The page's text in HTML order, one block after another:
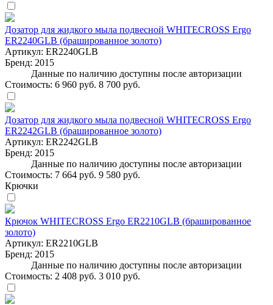
Дозатор для жидкого мыла подвесной WHITECROSS Ergo
ER2240GLB (брашированное золото)
Артикул: ER2240GLB
Бренд: 2015
Данные по наличию доступны после авторизации
Стоимость: 6 960 руб. 8 700 руб.
Дозатор для жидкого мыла подвесной WHITECROSS Ergo
ER2242GLB (брашированное золото)
Артикул: ER2242GLB
Бренд: 2015
Данные по наличию доступны после авторизации
Стоимость: 7 664 руб. 9 580 руб.
Крючки
Крючок WHITECROSS Ergo ER2210GLB (брашированное
золото)
Артикул: ER2210GLB
Бренд: 2015
Данные по наличию доступны после авторизации
Стоимость: 2 408 руб. 3 010 руб.